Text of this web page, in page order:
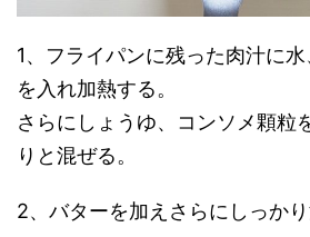
1、フライパンに残った肉汁に
を入れ加熱する。
さらにしょうゆ、コンソメ顆粒
りと混ぜる。
2、バターを加えさらにしっかり